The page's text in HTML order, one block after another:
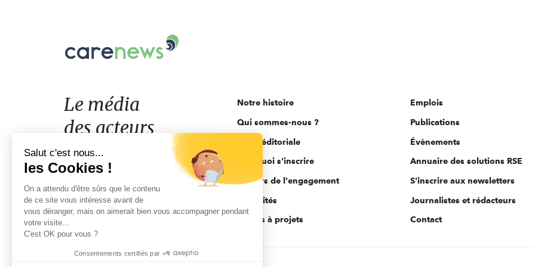
Le
acteurs
de
l'engagement
Le média
des acteurs
de l'engagement
Notre histoire
Qui sommes-nous ?
Ligne éditoriale
Pourquoi s'inscrire
Acteurs de l'engagement
Actualités
Appels à projets
Emplois
Publications
Évènements
Annuaire des solutions RSE
S'inscrire aux newsletters
Journalistes et rédacteurs
Contact
Salut c'est nous...
les Cookies !
On a attendu d'être sûrs que le contenu
de ce site vous intéresse avant de
vous déranger, mais on aimerait bien vous accompagner pendant
votre visite...
C'est OK pour vous ?
Consentements certifiés par